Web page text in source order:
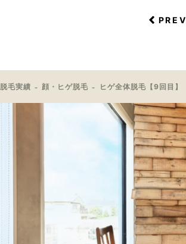
PREV
脱毛実績 顔・ヒゲ脱毛 ヒゲ全体脱毛【9回目】